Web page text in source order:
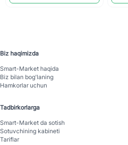
Biz haqimizda
Smart-Mаrket haqida
Biz bilan bog'laning
Hamkorlar uchun
Tadbirkorlarga
Smart-Mаrket da sotish
Sotuvchining kabineti
Tariflar